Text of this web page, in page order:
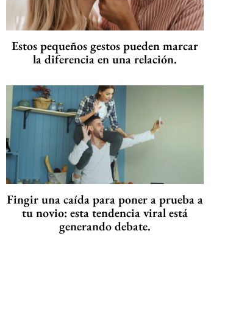
Estos pequeños gestos pueden marcar
la diferencia en una relación.
Fingir una caída para poner a prueba a
tu novio: esta tendencia viral está
generando debate.